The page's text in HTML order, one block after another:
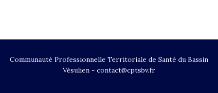
Communauté Professionnelle Territoriale de Santé du Bassin
Vésulien - contact@cptsbv.fr